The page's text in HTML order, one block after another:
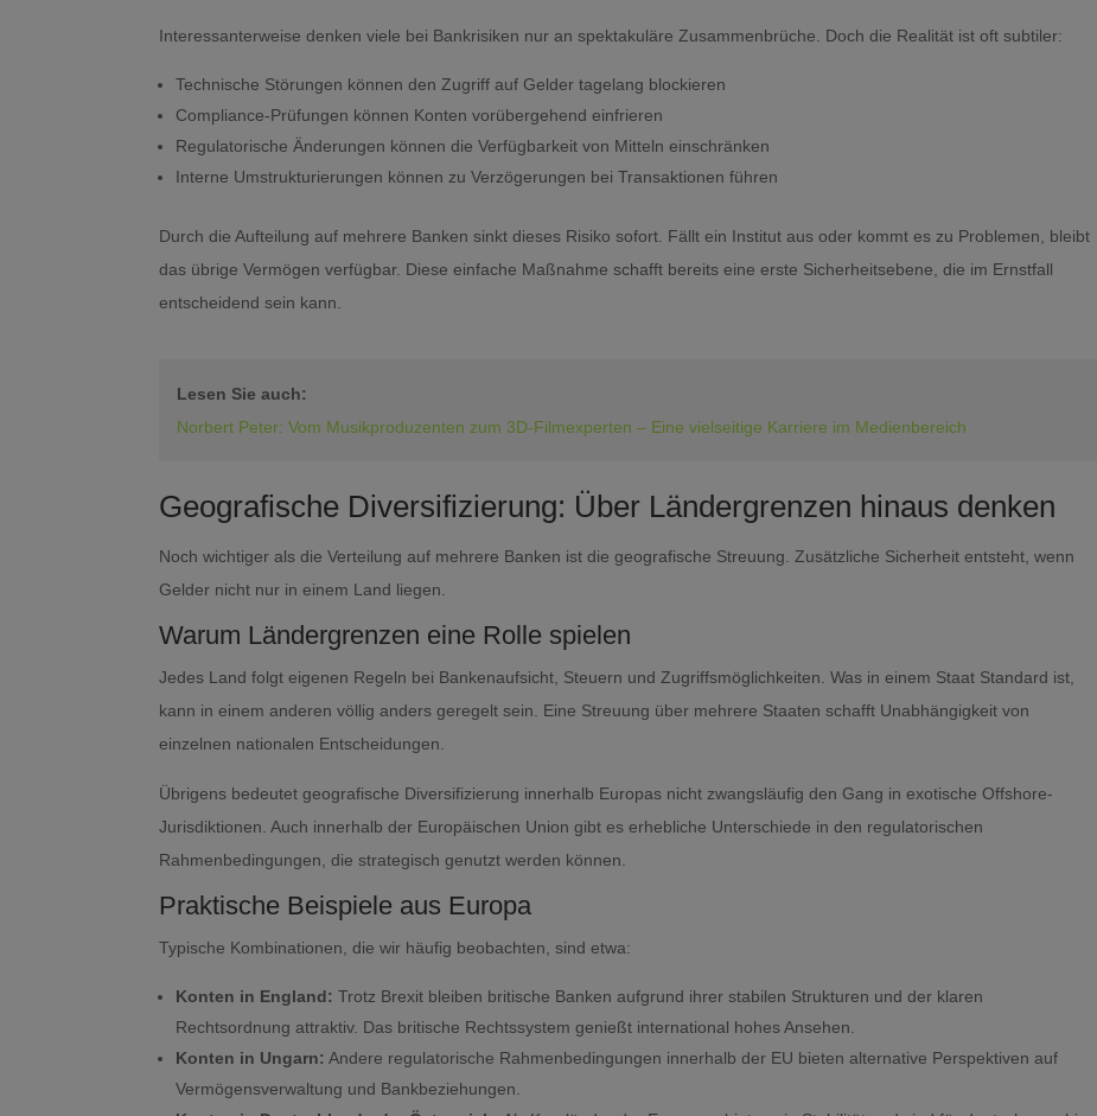
Interessanterweise denken viele bei Bankrisiken nur an spektakuläre Zusammenbrüche. Doch die Realität ist oft subtiler:
Technische Störungen können den Zugriff auf Gelder tagelang blockieren
Compliance-Prüfungen können Konten vorübergehend einfrieren
Regulatorische Änderungen können die Verfügbarkeit von Mitteln einschränken
Interne Umstrukturierungen können zu Verzögerungen bei Transaktionen führen
Durch die Aufteilung auf mehrere Banken sinkt dieses Risiko sofort. Fällt ein Institut aus oder kommt es zu Problemen, bleibt
das übrige Vermögen verfügbar. Diese einfache Maßnahme schafft bereits eine erste Sicherheitsebene, die im Ernstfall
entscheidend sein kann.
Lesen Sie auch:
Norbert Peter: Vom Musikproduzenten zum 3D-Filmexperten – Eine vielseitige Karriere im Medienbereich
Geografische Diversifizierung: Über Ländergrenzen hinaus denken
Noch wichtiger als die Verteilung auf mehrere Banken ist die geografische Streuung. Zusätzliche Sicherheit entsteht, wenn
Gelder nicht nur in einem Land liegen.
Warum Ländergrenzen eine Rolle spielen
Jedes Land folgt eigenen Regeln bei Bankenaufsicht, Steuern und Zugriffsmöglichkeiten. Was in einem Staat Standard ist,
kann in einem anderen völlig anders geregelt sein. Eine Streuung über mehrere Staaten schafft Unabhängigkeit von
einzelnen nationalen Entscheidungen.
Übrigens bedeutet geografische Diversifizierung innerhalb Europas nicht zwangsläufig den Gang in exotische Offshore-
Jurisdiktionen. Auch innerhalb der Europäischen Union gibt es erhebliche Unterschiede in den regulatorischen
Rahmenbedingungen, die strategisch genutzt werden können.
Praktische Beispiele aus Europa
Typische Kombinationen, die wir häufig beobachten, sind etwa:
Konten in England: Trotz Brexit bleiben britische Banken aufgrund ihrer stabilen Strukturen und der klaren
Rechtsordnung attraktiv. Das britische Rechtssystem genießt international hohes Ansehen.
Konten in Ungarn: Andere regulatorische Rahmenbedingungen innerhalb der EU bieten alternative Perspektiven auf
Vermögensverwaltung und Bankbeziehungen.